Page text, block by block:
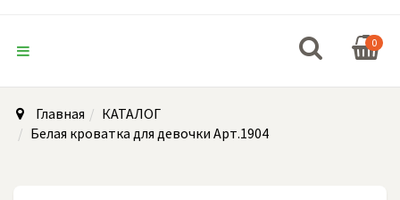
0
Главная
КАТАЛОГ
Белая кроватка для девочки Арт.1904